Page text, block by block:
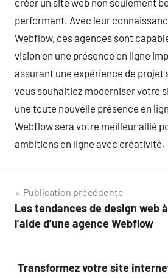
créer un site web non seulement
performant. Avec leur
Webflow, ces agences sont
vision en une présence en ligne
assurant une expérience de projet
vous souhaitiez moderniser votre
une toute nouvelle présence en
Webflow sera votre meilleur allié
ambitions en ligne avec créativité.
Navigation
de
Publication précédente
Les tendances de design web
l’aide d’une agence Webflow
Transformez votre site